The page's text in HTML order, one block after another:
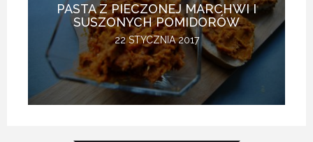
PASTA Z PIECZONEJ MARCHWI I
SUSZONYCH POMIDORÓW
22 STYCZNIA 2017